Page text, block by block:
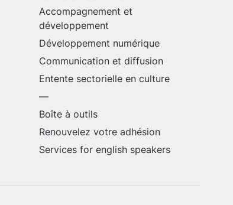
Accompagnement et
développement
Développement numérique
Communication et diffusion
Entente sectorielle en culture
—
Boîte à outils
Renouvelez votre adhésion
Services for english speakers